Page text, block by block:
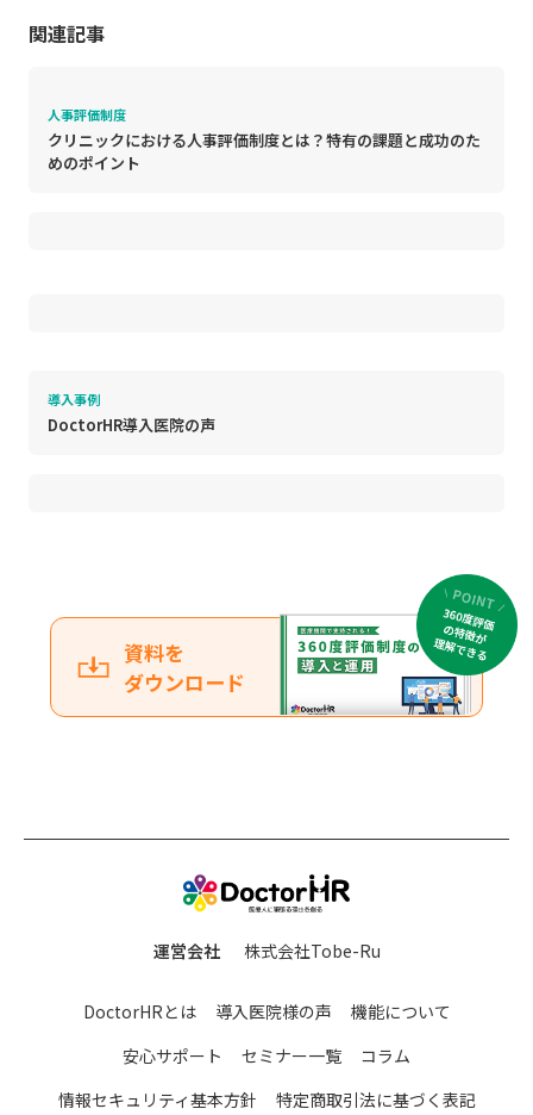
関連記事
人事評価制度
クリニックにおける人事評価制度とは？特有の課題と成功のた
めのポイント
導入事例
DoctorHR導入医院の声
資料を
ダウンロード
運営会社 株式会社Tobe-Ru
DoctorHRとは 導入医院様の声
機能について
安心サポート
セミナー一覧
コラム
情報セキュリティ基本方針
特定商取引法に基づく表記